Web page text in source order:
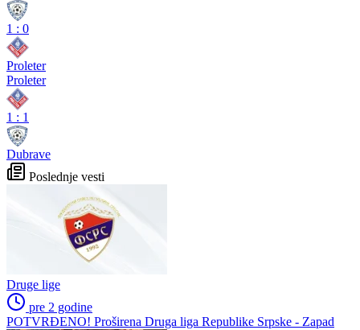
1 : 0
Proleter
Proleter
1 : 1
Dubrave
Poslednje vesti
Druge lige
pre 2 godine
POTVRĐENO! Proširena Druga liga Republike Srpske - Zapad